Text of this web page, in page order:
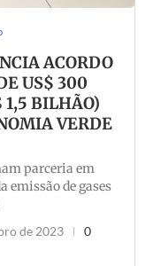
ACORDO
US$ 300
1,5 BILHÃO)
VERDE
parceria em
emissão de gases
de 2023
0